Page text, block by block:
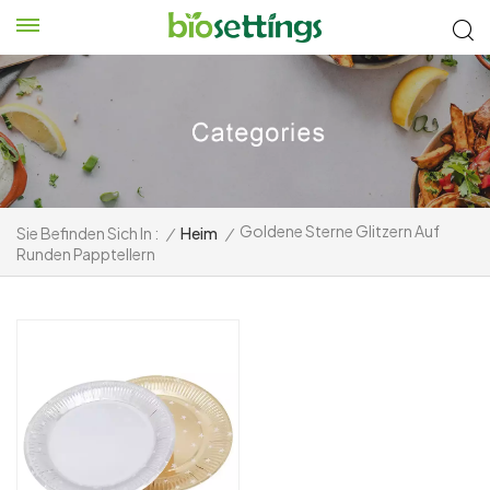
Sie Befinden Sich In : / Heim / Goldene Sterne Glitzern Auf
Runden Papptellern